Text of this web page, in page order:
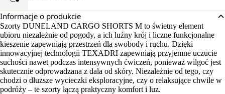
Informacje o produkcie
Szorty DUNELAND CARGO SHORTS M to świetny element
ubioru niezależnie od pogody, a ich luźny krój i liczne funkcjonalne
kieszenie zapewniają przestrzeń dla swobody i ruchu. Dzięki
innowacyjnej technologii TEXADRI zapewniają przyjemne uczucie
suchości nawet podczas intensywnych ćwiczeń, ponieważ wilgoć jest
skutecznie odprowadzana z dala od skóry. Niezależnie od tego, czy
chodzi o dłuższe wycieczki eksploracyjne, czy o relaksujące chwile w
podróży – te szorty łączą praktyczny komfort i luz.